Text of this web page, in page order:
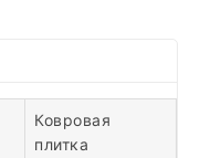
Ковровая
плитка